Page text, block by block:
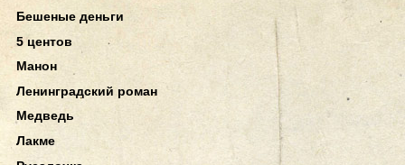
Бешеные деньги
5 центов
Манон
Ленинградский роман
Медведь
Лакме